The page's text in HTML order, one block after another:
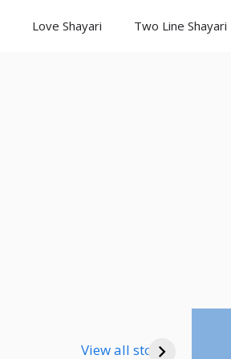
Love Shayari Two Line Shayari
View all storiesShayari